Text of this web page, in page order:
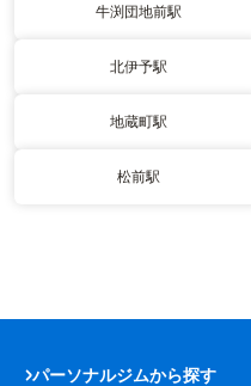
牛渕団地前駅
北伊予駅
地蔵町駅
松前駅
パーソナルジムから探す